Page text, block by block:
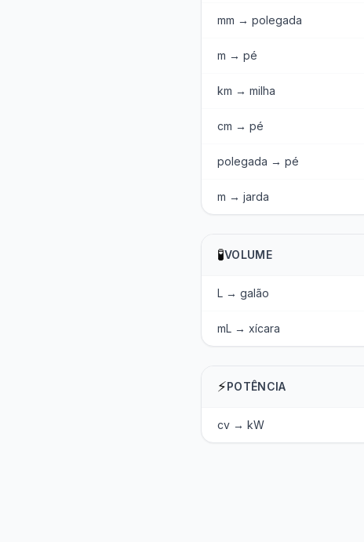
mm → polegada
m → pé
km → milha
cm → pé
polegada → pé
m → jarda
🧪VOLUME
L → galão
mL → xícara
⚡POTÊNCIA
cv → kW